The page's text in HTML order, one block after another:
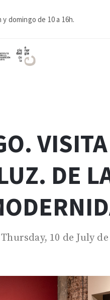
domingo de 10 a 16h.
DE
Thursday, 10 de July de